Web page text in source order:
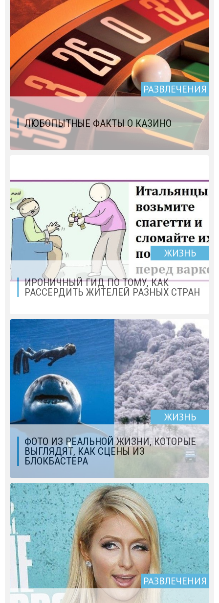
РАЗВЛЕЧЕНИЯ
ЛЮБОПЫТНЫЕ ФАКТЫ О КАЗИНО
ЖИЗНЬ
ИРОНИЧНЫЙ ГИД ПО ТОМУ, КАК
РАССЕРДИТЬ ЖИТЕЛЕЙ РАЗНЫХ СТРАН
ЖИЗНЬ
ФОТО ИЗ РЕАЛЬНОЙ ЖИЗНИ, КОТОРЫЕ
ВЫГЛЯДЯТ, КАК СЦЕНЫ ИЗ
БЛОКБАСТЕРА
РАЗВЛЕЧЕНИЯ